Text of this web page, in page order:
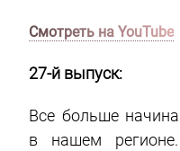
Смотреть на YouTube
27-й выпуск:
Все больше
в нашем